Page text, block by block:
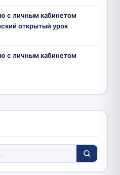
с личным кабинетом
открытый урок
с личным кабинетом